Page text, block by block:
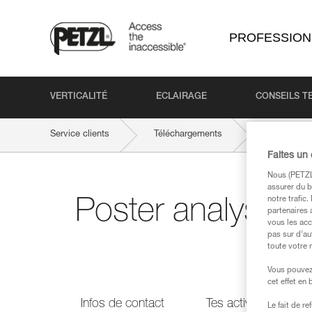
VERTICALITÉ ECLAIRAGE CONSEILS
Service clients Téléchargements
Poster analyse
Infos de contact Tes activités
Faites
Nous
assurer du
notre trafic.
partenaires
vous les
pas sur
toute votre
Vous
cet effet en
Le fait de